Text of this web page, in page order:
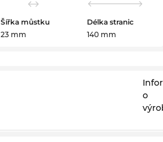
Šířka můstku
23 mm
Délka stranic
140 mm
o